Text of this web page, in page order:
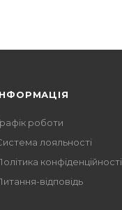
роботи
лояльності
конфіденційності
відповідь